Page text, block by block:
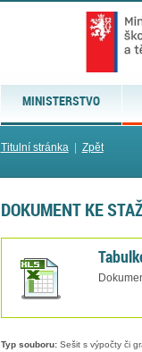
MINISTERSTVO
Titulní stránka| Zpět
DOKUMENT KE
Typ souboru:Sešit s výpočty či